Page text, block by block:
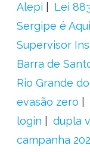
Alepi
Lei
Sergipe é Aqui
Supervisor
Barra de
Rio Grande
evasão zero
login
dupla
campanha